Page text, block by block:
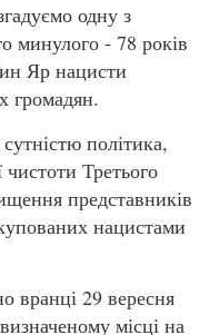
одну з
минулого - 78 років
Яр нацисти
громадян.
політика,
Третього
представників
нацистами
вранці 29 вересня
місці на